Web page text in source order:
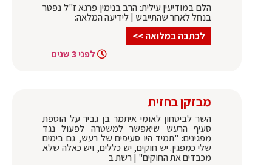
הלם במודיעין עילית: הרב בנימין פרגא ז"ל נפטר
בנחל לאחר שהתייבש | לידיעה המלאה:
לכתבה במלואה >>
לפני 3 שנים
מבזקן בחזית
השר לביטחון לאומי איתמר בן גביר על הוספת
סעיף הרעש שיאפשר למשטרה לפעול נגד
מפגינים: "תמיד היו סעיפים של רעש, גם בימים
שלי כמפגין. יש חוקים, יש כללים, ויש כאלה שלא
מכבדים את החוקים" | רשת ב